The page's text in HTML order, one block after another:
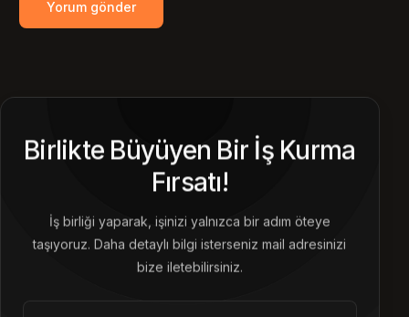
Birlikte Büyüyen Bir İş Kurma
Fırsatı!
İş birliği yaparak, işinizi yalnızca bir adım öteye
taşıyoruz. Daha detaylı bilgi isterseniz mail adresinizi
bize iletebilirsiniz.